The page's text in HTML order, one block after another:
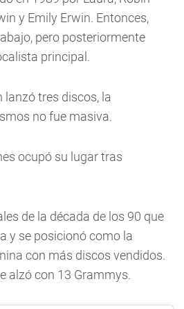
y Emily Erwin. Entonces,
pero posteriormente
principal.
lanzó tres discos, la
no fue masiva.
ocupó su lugar tras
de la década de los 90 que
y se posicionó como la
con más discos vendidos.
alzó con 13 Grammys.